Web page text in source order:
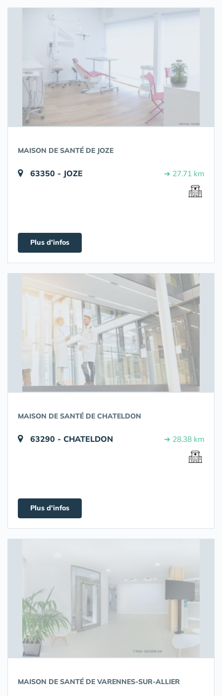
MAISON DE SANTÉ DE JOZE
63350 - JOZE ➔ 27.71 km
Plus d'infos
MAISON DE SANTÉ DE CHATELDON
63290 - CHATELDON ➔ 28.38 km
Plus d'infos
MAISON DE SANTÉ DE VARENNES-SUR-ALLIER